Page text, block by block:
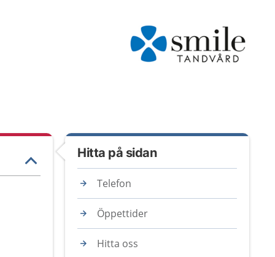
Hitta på sidan
Telefon
Öppettider
Hitta oss